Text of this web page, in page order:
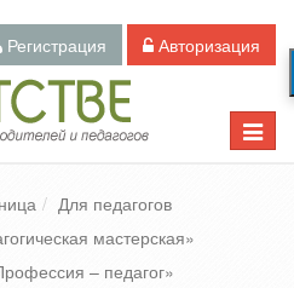
Регистрация Авторизация
Toggle
Для педагогов
мастерская»
– педагог»